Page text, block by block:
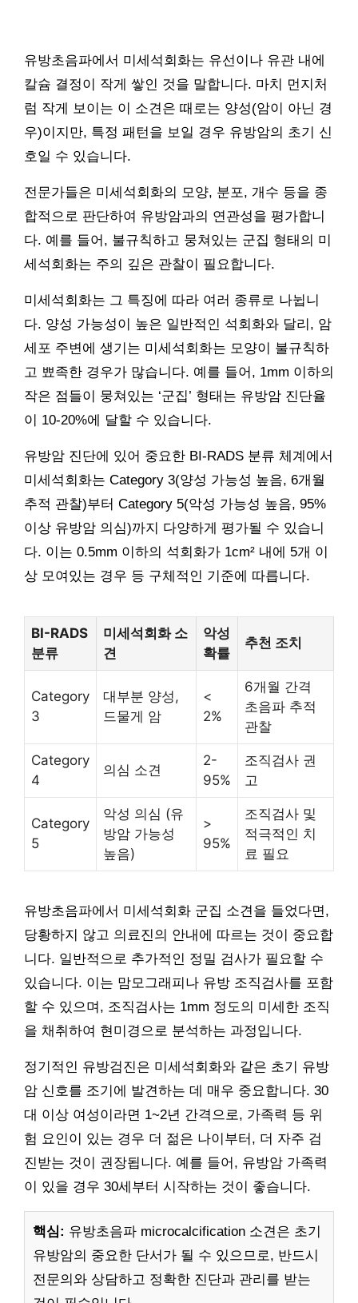
유방초음파에서 미세석회화는 유선이나 유관 내에
칼슘 결정이 작게 쌓인 것을 말합니다. 마치 먼지처
럼 작게 보이는 이 소견은 때로는 양성(암이 아닌 경
우)이지만, 특정 패턴을 보일 경우 유방암의 초기 신
호일 수 있습니다.
전문가들은 미세석회화의 모양, 분포, 개수 등을 종
합적으로 판단하여 유방암과의 연관성을 평가합니
다. 예를 들어, 불규칙하고 뭉쳐있는 군집 형태의 미
세석회화는 주의 깊은 관찰이 필요합니다.
미세석회화는 그 특징에 따라 여러 종류로 나뉩니
다. 양성 가능성이 높은 일반적인 석회화와 달리, 암
세포 주변에 생기는 미세석회화는 모양이 불규칙하
고 뾰족한 경우가 많습니다. 예를 들어, 1mm 이하의
작은 점들이 뭉쳐있는 ‘군집’ 형태는 유방암 진단율
이 10-20%에 달할 수 있습니다.
유방암 진단에 있어 중요한 BI-RADS 분류 체계에서
미세석회화는 Category 3(양성 가능성 높음, 6개월
추적 관찰)부터 Category 5(악성 가능성 높음, 95%
이상 유방암 의심)까지 다양하게 평가될 수 있습니
다. 이는 0.5mm 이하의 석회화가 1cm² 내에 5개 이
상 모여있는 경우 등 구체적인 기준에 따릅니다.
BI-RADS
분류
미세석회화 소
견
악성
확률
추천 조치
Category
3
대부분 양성,
드물게 암
<
2%
6개월 간격
초음파 추적
관찰
Category
4
의심 소견
2-
95%
조직검사 권
고
Category
5
악성 의심 (유
방암 가능성
높음)
>
95%
조직검사 및
적극적인 치
료 필요
유방초음파에서 미세석회화 군집 소견을 들었다면,
당황하지 않고 의료진의 안내에 따르는 것이 중요합
니다. 일반적으로 추가적인 정밀 검사가 필요할 수
있습니다. 이는 맘모그래피나 유방 조직검사를 포함
할 수 있으며, 조직검사는 1mm 정도의 미세한 조직
을 채취하여 현미경으로 분석하는 과정입니다.
정기적인 유방검진은 미세석회화와 같은 초기 유방
암 신호를 조기에 발견하는 데 매우 중요합니다. 30
대 이상 여성이라면 1~2년 간격으로, 가족력 등 위
험 요인이 있는 경우 더 젊은 나이부터, 더 자주 검
진받는 것이 권장됩니다. 예를 들어, 유방암 가족력
이 있을 경우 30세부터 시작하는 것이 좋습니다.
핵심: 유방초음파 microcalcification 소견은 초기
유방암의 중요한 단서가 될 수 있으므로, 반드시
전문의와 상담하고 정확한 진단과 관리를 받는